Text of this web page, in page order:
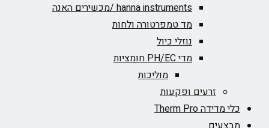
hanna instruments /מכשירים האנה
מד טמפרטורה ולחות
נוזלי כיול
מדי PH/EC חומציות
מוליכות
זרעים ופקעות
כלי מדידה Therm Pro